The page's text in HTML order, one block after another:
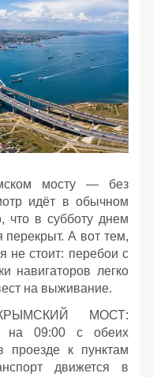
мосту — без
идёт в обычном
что в субботу днем
А вот тем,
не стоит: перебои с
навигаторов легко
на выживание.
МОСТ:
на 09:00 с обеих
проезде к пунктам
движется в